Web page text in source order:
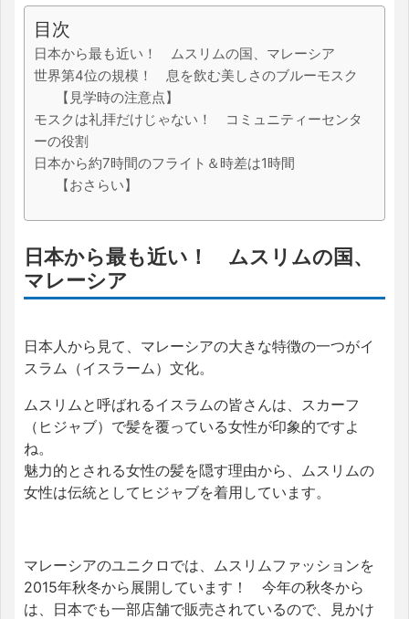
目次
日本から最も近い！ ムスリムの国、マレーシア
世界第4位の規模！ 息を飲む美しさのブルーモスク
【見学時の注意点】
モスクは礼拝だけじゃない！ コミュニティーセンタ
ーの役割
日本から約7時間のフライト＆時差は1時間
【おさらい】
日本から最も近い！ ムスリムの国、
マレーシア
日本人から見て、マレーシアの大きな特徴の一つがイ
スラム（イスラーム）文化。
ムスリムと呼ばれるイスラムの皆さんは、スカーフ
（ヒジャブ）で髪を覆っている女性が印象的ですよ
ね。
魅力的とされる女性の髪を隠す理由から、ムスリムの
女性は伝統としてヒジャブを着用しています。
マレーシアのユニクロでは、ムスリムファッションを
2015年秋冬から展開しています！ 今年の秋冬から
は、日本でも一部店舗で販売されているので、見かけ